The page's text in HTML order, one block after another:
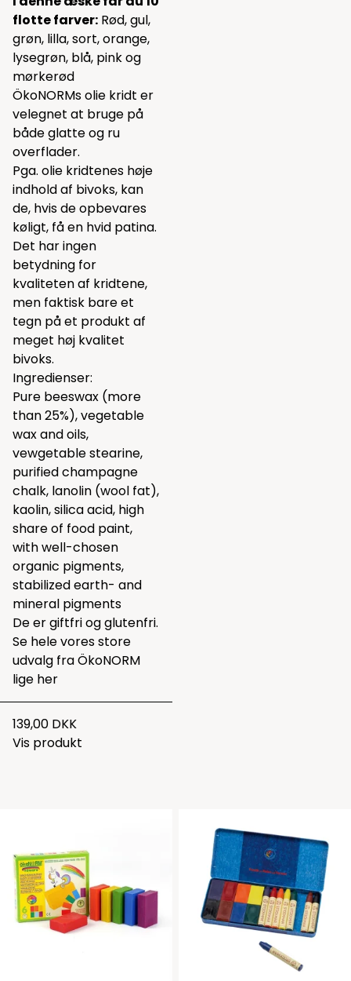
flotte farver: Rød, gul,
grøn, lilla, sort, orange,
lysegrøn, blå, pink og
mørkerød
ÖkoNORMs olie kridt er
velegnet at bruge på
både glatte og ru
overflader.
Pga. olie kridtenes høje
indhold af bivoks, kan
de, hvis de opbevares
køligt, få en hvid patina.
Det har ingen
betydning for
kvaliteten af kridtene,
men faktisk bare et
tegn på et produkt af
meget høj kvalitet
bivoks.
Ingredienser:
Pure beeswax (more
than 25%), vegetable
wax and oils,
vewgetable stearine,
purified champagne
chalk, lanolin (wool fat),
kaolin, silica acid, high
share of food paint,
with well-chosen
organic pigments,
stabilized earth- and
mineral pigments
De er giftfri og glutenfri.
Se hele vores store
udvalg fra ÖkoNORM
lige her
139,00 DKK
Vis produkt